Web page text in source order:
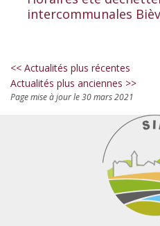
intercommunales
<< Actualités plus récentes
Actualités plus anciennes >>
Page mise à jour le 30 mars 2021